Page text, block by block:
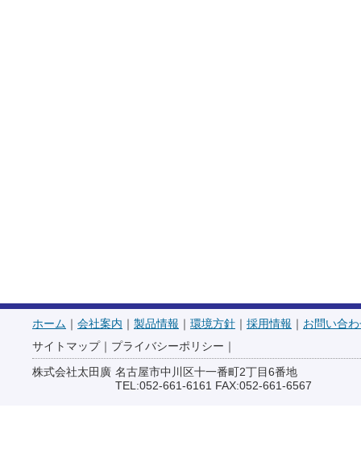
ホーム 会社案内 製品情報 環境方針 採用情報
お問い合
サイトマップ
プライバシーポリシー
株式会社太田廣 名古屋市中川区十一番町2丁目6番地
TEL:052-661-6161 FAX:052-661-6567